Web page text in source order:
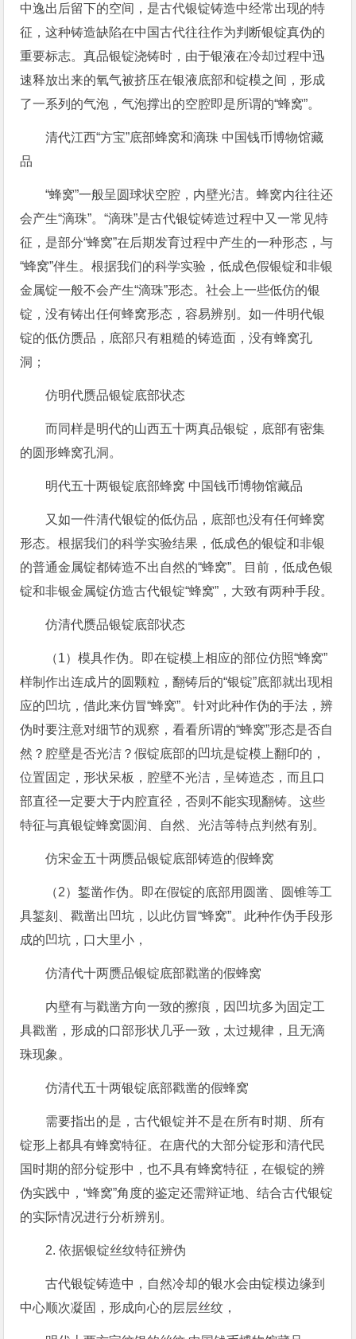
中逸出后留下的空间，是古代银锭铸造中经常出现的特
征，这种铸造缺陷在中国古代往往作为判断银锭真伪的
重要标志。真品银锭浇铸时，由于银液在冷却过程中迅
速释放出来的氧气被挤压在银液底部和锭模之间，形成
了一系列的气泡，气泡撑出的空腔即是所谓的“蜂窝”。
清代江西“方宝”底部蜂窝和滴珠 中国钱币博物馆藏
品
“蜂窝”一般呈圆球状空腔，内壁光洁。蜂窝内往往还
会产生“滴珠”。“滴珠”是古代银锭铸造过程中又一常见特
征，是部分“蜂窝”在后期发育过程中产生的一种形态，与
“蜂窝”伴生。根据我们的科学实验，低成色假银锭和非银
金属锭一般不会产生“滴珠”形态。社会上一些低仿的银
锭，没有铸出任何蜂窝形态，容易辨别。如一件明代银
锭的低仿赝品，底部只有粗糙的铸造面，没有蜂窝孔
洞；
仿明代赝品银锭底部状态
而同样是明代的山西五十两真品银锭，底部有密集
的圆形蜂窝孔洞。
明代五十两银锭底部蜂窝 中国钱币博物馆藏品
又如一件清代银锭的低仿品，底部也没有任何蜂窝
形态。根据我们的科学实验结果，低成色的银锭和非银
的普通金属锭都铸造不出自然的“蜂窝”。目前，低成色银
锭和非银金属锭仿造古代银锭“蜂窝”，大致有两种手段。
仿清代赝品银锭底部状态
（1）模具作伪。即在锭模上相应的部位仿照“蜂窝”
样制作出连成片的圆颗粒，翻铸后的“银锭”底部就出现相
应的凹坑，借此来仿冒“蜂窝”。针对此种作伪的手法，辨
伪时要注意对细节的观察，看看所谓的“蜂窝”形态是否自
然？腔壁是否光洁？假锭底部的凹坑是锭模上翻印的，
位置固定，形状呆板，腔壁不光洁，呈铸造态，而且口
部直径一定要大于内腔直径，否则不能实现翻铸。这些
特征与真银锭蜂窝圆润、自然、光洁等特点判然有别。
仿宋金五十两赝品银锭底部铸造的假蜂窝
（2）錾凿作伪。即在假锭的底部用圆凿、圆锥等工
具錾刻、戳凿出凹坑，以此仿冒“蜂窝”。此种作伪手段形
成的凹坑，口大里小，
仿清代十两赝品银锭底部戳凿的假蜂窝
内壁有与戳凿方向一致的擦痕，因凹坑多为固定工
具戳凿，形成的口部形状几乎一致，太过规律，且无滴
珠现象。
仿清代五十两银锭底部戳凿的假蜂窝
需要指出的是，古代银锭并不是在所有时期、所有
锭形上都具有蜂窝特征。在唐代的大部分锭形和清代民
国时期的部分锭形中，也不具有蜂窝特征，在银锭的辨
伪实践中，“蜂窝”角度的鉴定还需辩证地、结合古代银锭
的实际情况进行分析辨别。
2. 依据银锭丝纹特征辨伪
古代银锭铸造中，自然冷却的银水会由锭模边缘到
中心顺次凝固，形成向心的层层丝纹，